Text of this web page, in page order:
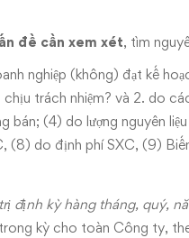
đề cần xem xét, tìm
nghiệp (không) đạt kế
chịu trách nhiệm? và 2. do
bán; (4) do lượng nguyên
(8) do định phí SXC, (9)
định kỳ hàng tháng, quý,
kỳ cho toàn Công ty,